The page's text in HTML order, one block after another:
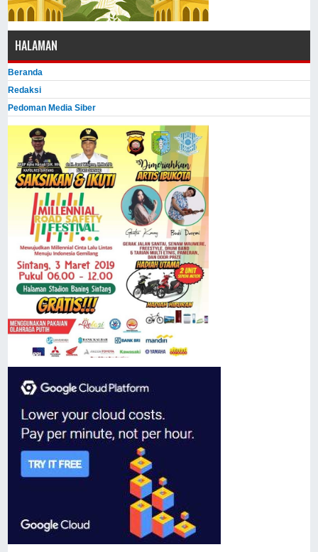
HALAMAN
Beranda
Redaksi
Pedoman Media Siber